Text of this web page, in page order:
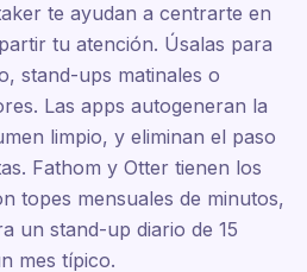
te ayudan a centrarte en
tu atención. Úsalas para
stand-ups matinales o
Las apps autogeneran la
limpio, y eliminan el paso
Fathom y Otter tienen los
topes mensuales de minutos,
un stand-up diario de 15
mes típico.